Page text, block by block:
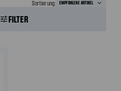
Sortierung:
tuneFILTER